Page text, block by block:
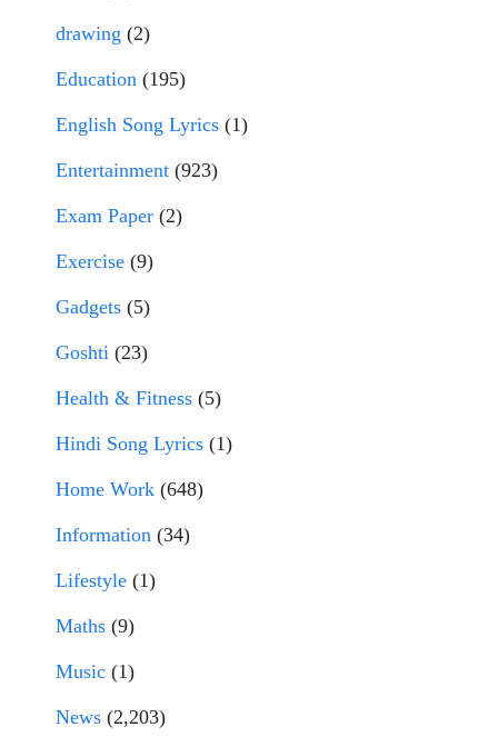
drawing (2)
Education (195)
English Song Lyrics (1)
Entertainment (923)
Exam Paper (2)
Exercise (9)
Gadgets (5)
Goshti (23)
Health & Fitness (5)
Hindi Song Lyrics (1)
Home Work (648)
Information (34)
Lifestyle (1)
Maths (9)
Music (1)
News (2,203)